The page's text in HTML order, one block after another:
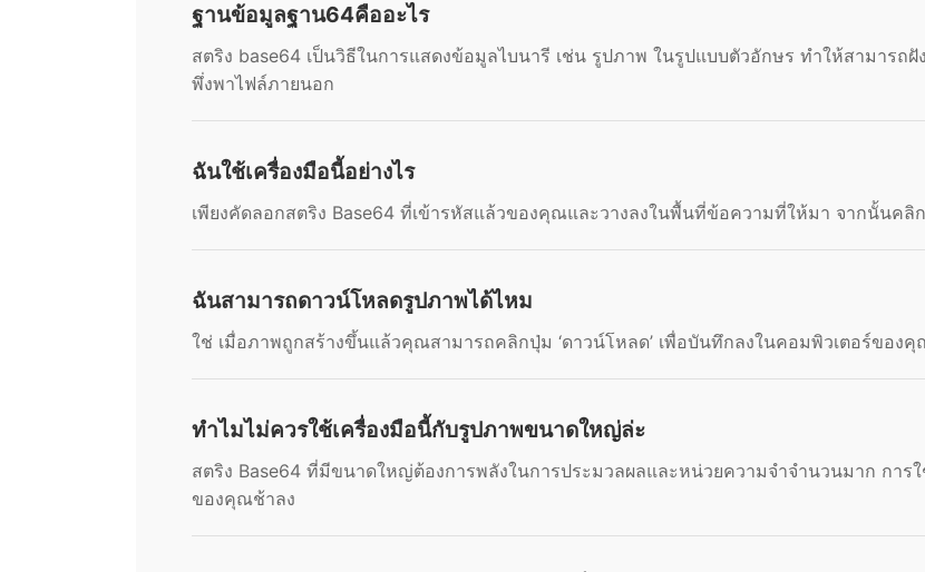
ฐานข้อมูลฐาน64คืออะไร
สตริง base64 เป็นวิธีในการแสดงข้อมูลไบนารี เช่น รูปภาพ ในรูปแบบตัวอักษร ทำให้สามารถฝั
พึ่งพาไฟล์ภายนอก
ฉันใช้เครื่องมือนี้อย่างไร
เพียงคัดลอกสตริง Base64 ที่เข้ารหัสแล้วของคุณและวางลงในพื้นที่ข้อความที่ให้มา จากนั้นคลิ
ฉันสามารถดาวน์โหลดรูปภาพได้ไหม
ใช่ เมื่อภาพถูกสร้างขึ้นแล้วคุณสามารถคลิกปุ่ม ‘ดาวน์โหลด’ เพื่อบันทึกลงในคอมพิวเตอร์ของ
ทำไมไม่ควรใช้เครื่องมือนี้กับรูปภาพขนาดใหญ่ล่ะ
สตริง Base64 ที่มีขนาดใหญ่ต้องการพลังในการประมวลผลและหน่วยความจำจำนวนมาก กา
ของคุณช้าลง